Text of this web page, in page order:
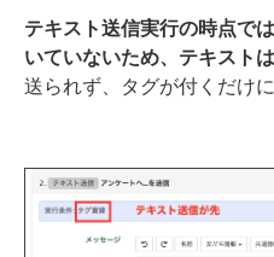
テキスト送信実行の時点で
いていないため、テキスト
送られず、タグが付くだけ